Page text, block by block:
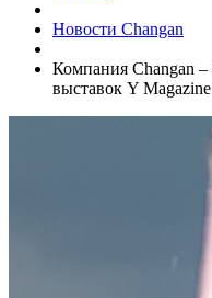
Новости Changan
Компания Changan
выставок Y Magazine